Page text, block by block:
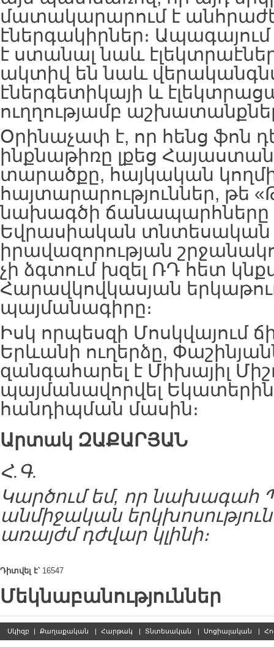
մատակարարում է
էներգակիրներ։
է ստանալ նաև
ակտիվ են նաև
էներգետիկայի և
ուղղությամբ
Օրինաչափ է, որ հենց ֆոն
ինքնաթիռը լքեց
տարածքը, հայկական
հայտարարություններ, թե
նախագծի ճանապարհները
Եվրասիական տնտեսական
իրավազորության
չի ձգտում խզել ՌԴ հետ
Հարավկովկասյան
պայմանագիրը։
Իսկ որպեսզի Մոսկվայում
Երևանի ուղերձը,
զանգահարել է Միխայիլ
պայմանավորվել
հանդիպման մասին։
Արտակ ԶԱՔԱՐՅԱՆ
Հ.Գ.
Կարծում եմ, որ նախագահ
անմիջական
առայժմ դժվար կլինի։
Դիտվել է՝16547
Մեկնաբանություններ
Սկիզբ | Քաղաքական | Հարթակ | Տնտեսական | Սոցիալական |